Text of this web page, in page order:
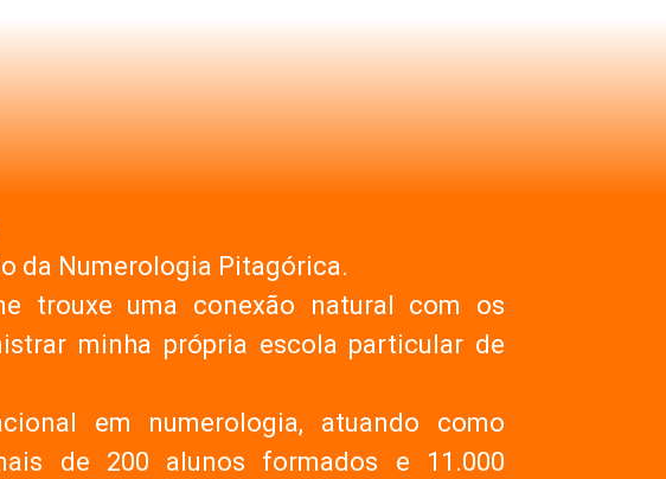
da Numerologia Pitagórica.
trouxe uma conexão natural com os
minha própria escola particular de
em numerologia, atuando como
de 200 alunos formados e 11.000